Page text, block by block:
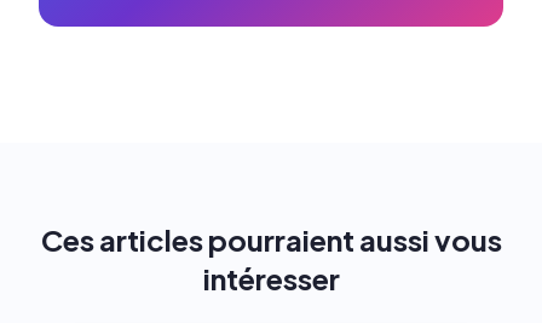
Ces articles pourraient aussi vous
intéresser